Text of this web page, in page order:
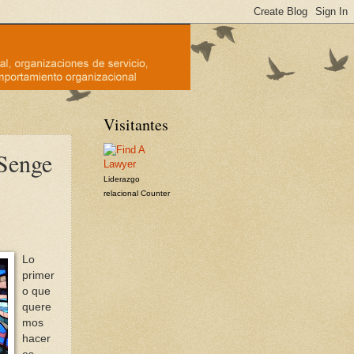
Lo
primer
o que
quere
mos
hacer
Visitantes
Liderazgo
relacional Counter